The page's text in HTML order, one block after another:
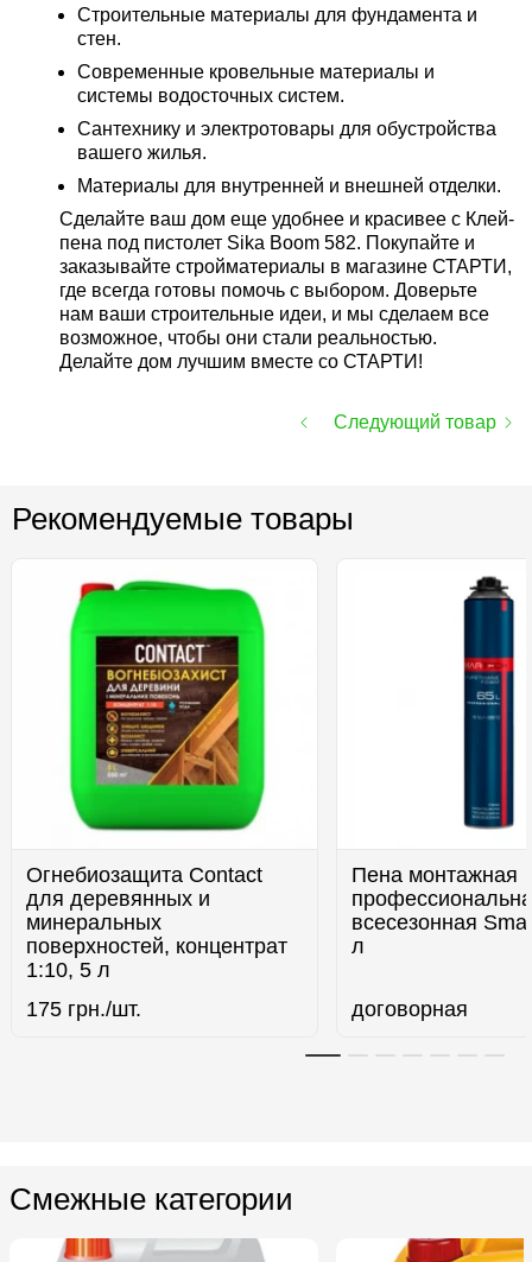
Строительные материалы для фундамента и
стен.
Современные кровельные материалы и
системы водосточных систем.
Сантехнику и электротовары для обустройства
вашего жилья.
Материалы для внутренней и внешней отделки.
Сделайте ваш дом еще удобнее и красивее с Клей-
пена под пистолет Sika Boom 582. Покупайте и
заказывайте стройматериалы в магазине СТАРТИ,
где всегда готовы помочь с выбором. Доверьте
нам ваши строительные идеи, и мы сделаем все
возможное, чтобы они стали реальностью.
Делайте дом лучшим вместе со СТАРТИ!
Следующий товар
Рекомендуемые товары
Огнебиозащита Contact
для деревянных и
минеральных
поверхностей, концентрат
1:10, 5 л
175 грн./шт.
Пена монтажная
всесезонная
л
договорная
Смежные категории